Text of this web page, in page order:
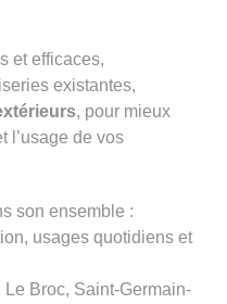
et efficaces,
existantes,
, pour mieux
l’usage de vos
son ensemble :
usages quotidiens et
Broc, Saint-Germain-